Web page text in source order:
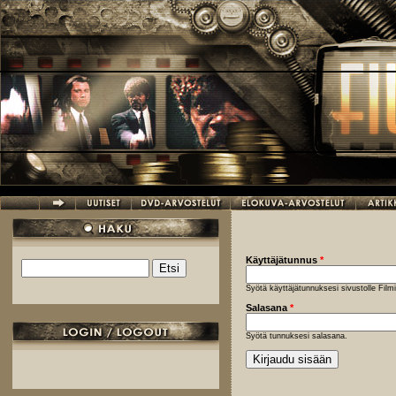
Hyppää pääsisältöön
Hakulomake
Käyttäjätunnus *
Syötä käyttäjätunnuksesi sivustolle
Salasana *
Syötä tunnuksesi salasana.